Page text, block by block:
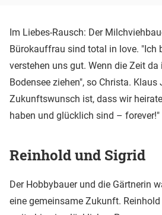
Im Liebes-Rausch: Der
Bürokauffrau sind total in love. "Ich
verstehen uns gut. Wenn die Zeit da
Bodensee ziehen", so Christa. Klaus
Zukunftswunsch ist, dass wir
haben und glücklich sind – forever!"
Reinhold und Sigrid
Der Hobbybauer und die Gärtnerin
eine gemeinsame Zukunft.